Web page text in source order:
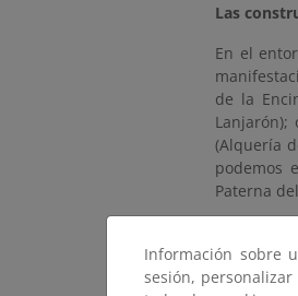
Las
En el
de la
(Alquería
podemos
Paterna
La
Información sobre
sesión,